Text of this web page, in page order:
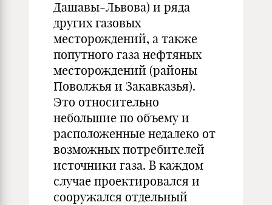
Дашавы-Львова) и ряда
других газовых
месторождений, а также
попутного газа нефтяных
месторождений (районы
Поволжья и Закавказья).
Это относительно
небольшие по объему и
расположенные недалеко от
возможных потребителей
источники газа. В каждом
случае проектировался и
сооружался отдельный